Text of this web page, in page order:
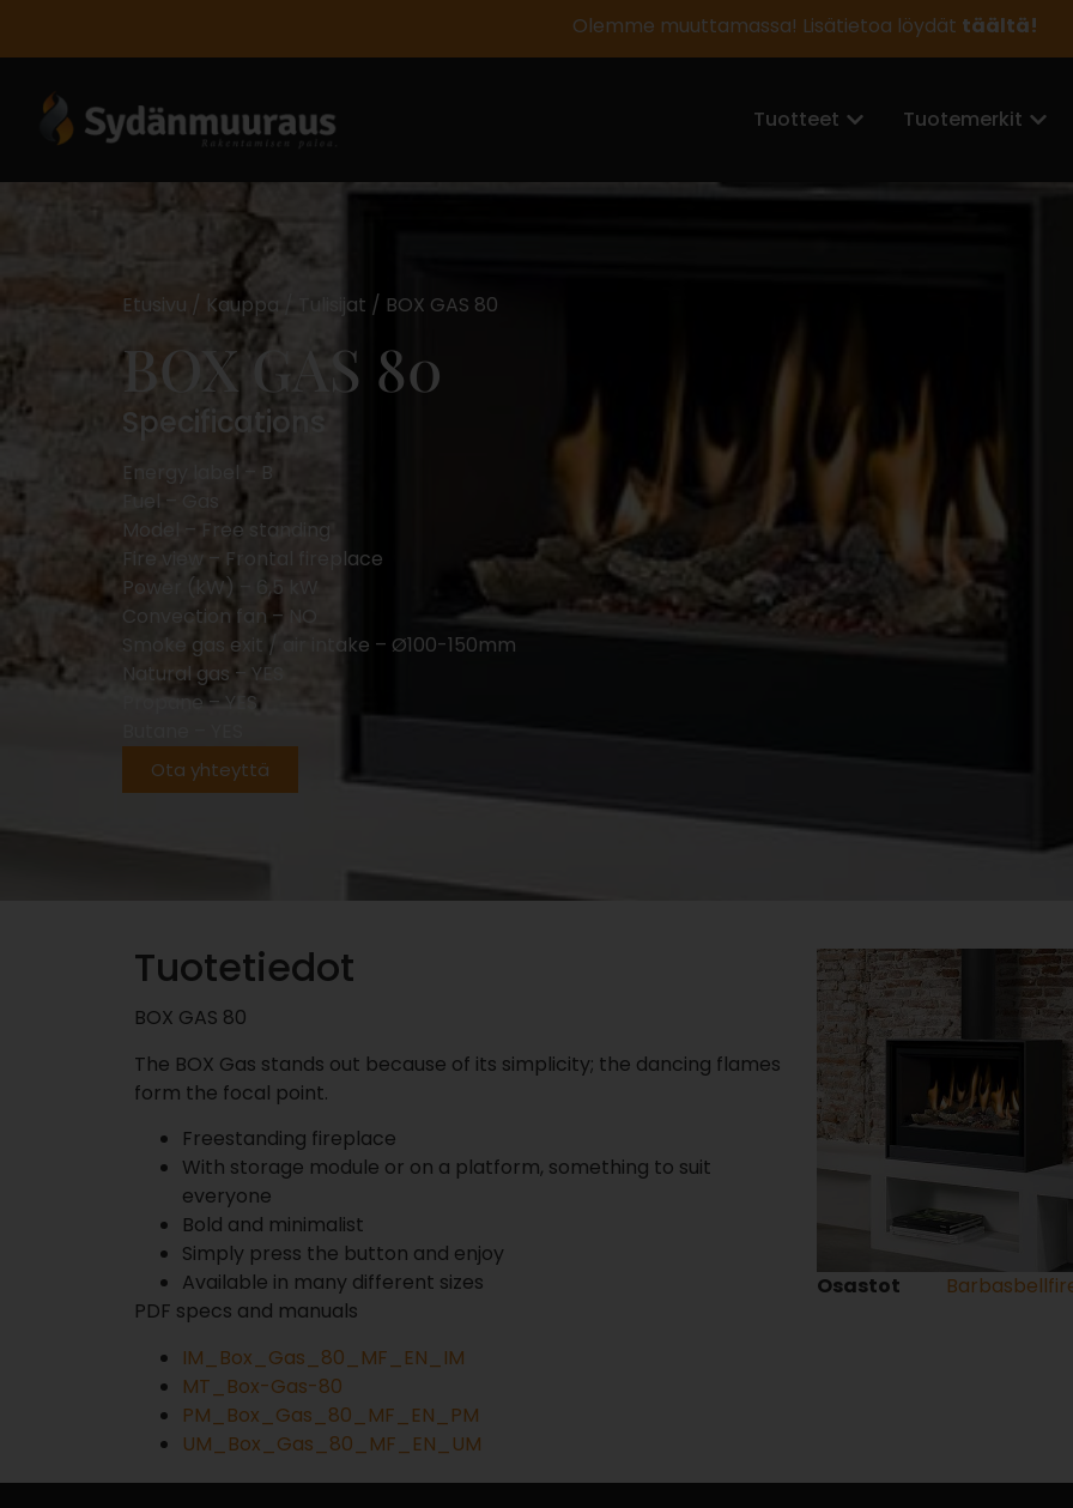
Olemme muuttamassa! Lisätietoa löydät täältä!
Tuotteet Tuotemerkit
Etusivu / Kauppa / Tulisijat / BOX GAS 80
BOX GAS 80
Specifications
Energy label – B
Fuel –
Gas
Model – Free standing
Fire view – Frontal fireplace
Power (kW) –
6,5 kW
Convection fan – NO
Smoke gas exit / air intake – Ø100-150mm
Natural gas – YES
Propane – YES
Ota yhteyttä
Tuotetiedot
BOX GAS 80
The BOX Gas stands out because of its simplicity; the dancing flames
form the focal point.
Freestanding fireplace
With storage module or on a platform, something to suit
everyone
Bold and minimalist
Simply press the button and enjoy
Available in many different sizes
PDF specs and manuals
IM_Box_Gas_80_MF_EN_IM
MT_Box-Gas-80
PM_Box_Gas_80_MF_EN_PM
UM_Box_Gas_80_MF_EN_UM
Osastot